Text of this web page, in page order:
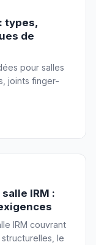
types,
de
pour salles
joints finger-
IRM :
IRM couvrant
le